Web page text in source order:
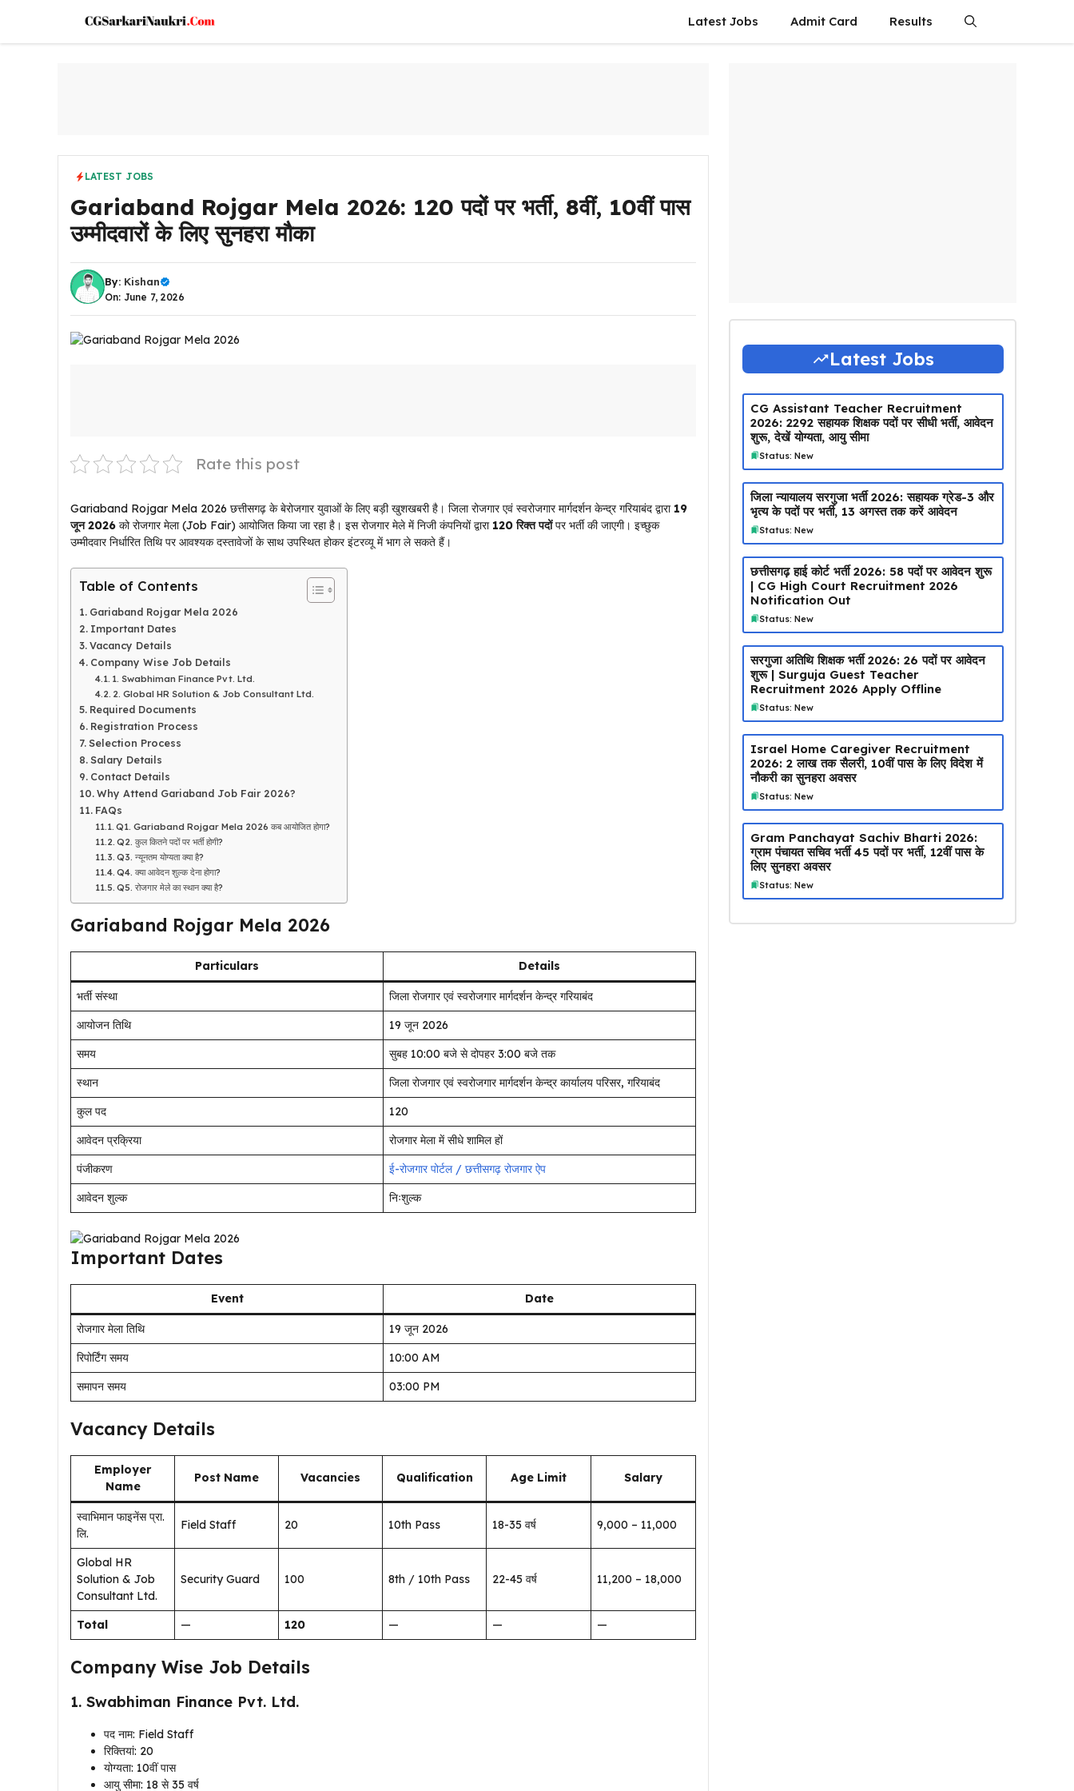
content
Latest Jobs Admit Card Results
LATEST JOBS
Gariaband Rojgar Mela 2026: 120 पदों पर भर्ती, 8वीं, 10वीं पास
उम्मीदवारों के लिए सुनहरा मौका
By: Kishan
On: June 7, 2026
Rate this post
Gariaband Rojgar Mela 2026 छत्तीसगढ़ के बेरोजगार युवाओं के लिए बड़ी खुशखबरी है। जिला रोजगार एवं स्वरोजगार मार्गदर्शन केन्द्र गरियाबंद द्वारा 19
जून 2026 को रोजगार मेला (Job Fair) आयोजित किया जा रहा है। इस रोजगार मेले में निजी कंपनियों द्वारा 120 रिक्त पदोंपर भर्ती की जाएगी। इच्छुक
उम्मीदवार निर्धारित तिथि पर आवश्यक दस्तावेजों के साथ उपस्थित होकर इंटरव्यू में भाग ले सकते हैं।
Table of Contents
Gariaband Rojgar Mela 2026
Important Dates
Vacancy Details
Company Wise Job Details
1. Swabhiman Finance Pvt. Ltd.
2. Global HR Solution & Job Consultant Ltd.
Required Documents
Registration Process
Selection Process
Salary Details
Contact Details
Why Attend Gariaband Job Fair 2026?
FAQs
Q1. Gariaband Rojgar Mela 2026 कब आयोजित होगा?
Q2. कुल कितने पदों पर भर्ती होगी?
Q3. न्यूनतम योग्यता क्या है?
Q4. क्या आवेदन शुल्क देना होगा?
Q5. रोजगार मेले का स्थान क्या है?
Gariaband Rojgar Mela 2026
Particulars Details
भर्ती संस्था
जिला रोजगार एवं स्वरोजगार मार्गदर्शन केन्द्र गरियाबंद
आयोजन तिथि
19 जून 2026
समय
सुबह 10:00 बजे से दोपहर 3:00 बजे तक
स्थान
जिला रोजगार एवं स्वरोजगार मार्गदर्शन केन्द्र कार्यालय परिसर, गरियाबंद
कुल पद
120
आवेदन प्रक्रिया
रोजगार मेला में सीधे शामिल हों
पंजीकरण
ई-रोजगार पोर्टल / छत्तीसगढ़ रोजगार ऐप
आवेदन शुल्क
निःशुल्क
Important Dates
Event Date
रोजगार मेला तिथि
19 जून 2026
रिपोर्टिंग समय
10:00 AM
समापन समय
03:00 PM
Vacancy Details
Employer
Name
Post Name Vacancies Qualification Age Limit Salary
स्वाभिमान फाइनेंस प्रा.
लि.
Field Staff 20 10th Pass 18-35 वर्ष ₹9,000 – ₹11,000
Global HR
Solution & Job
Consultant Ltd.
Security Guard 100 8th / 10th Pass 22-45 वर्ष ₹11,200 – ₹18,000
Total — 120 — — —
Company Wise Job Details
1. Swabhiman Finance Pvt. Ltd.
पद नाम: Field Staff
रिक्तियां: 20
योग्यता: 10वीं पास
आयु सीमा: 18 से 35 वर्ष
Latest Jobs
CG Assistant Teacher Recruitment
2026: 2292 सहायक शिक्षक पदों पर सीधी भर्ती, आवेदन
शुरू, देखें योग्यता, आयु सीमा
Status: New
जिला न्यायालय सरगुजा भर्ती 2026: सहायक ग्रेड-3 और
भृत्य के पदों पर भर्ती, 13 अगस्त तक करें आवेदन
Status: New
छत्तीसगढ़ हाई कोर्ट भर्ती 2026: 58 पदों पर आवेदन शुरू
| CG High Court Recruitment 2026
Notification Out
Status: New
सरगुजा अतिथि शिक्षक भर्ती 2026: 26 पदों पर आवेदन
शुरू | Surguja Guest Teacher
Recruitment 2026 Apply Offline
Status: New
Israel Home Caregiver Recruitment
2026: ₹2 लाख तक सैलरी, 10वीं पास के लिए विदेश में
नौकरी का सुनहरा अवसर
Status: New
Gram Panchayat Sachiv Bharti 2026:
ग्राम पंचायत सचिव भर्ती 45 पदों पर भर्ती, 12वीं पास के
लिए सुनहरा अवसर
Status: New